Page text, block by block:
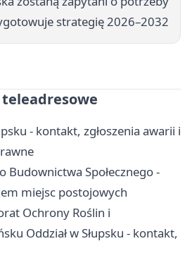
strategię 2026–2032
- kontakt, zgłoszenia awarii i
Budownictwa Społecznego -
miejsc postojowych
Ochrony Roślin i
Oddział w Słupsku - kontakt,